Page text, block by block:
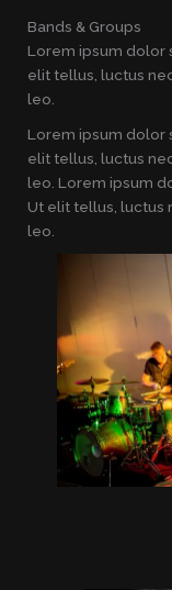
Bands & Groups
Lorem ipsum dolor
elit tellus, luctus
leo.
Lorem ipsum dolor
elit tellus, luctus
leo. Lorem ipsum
Ut elit tellus, luctus
leo.